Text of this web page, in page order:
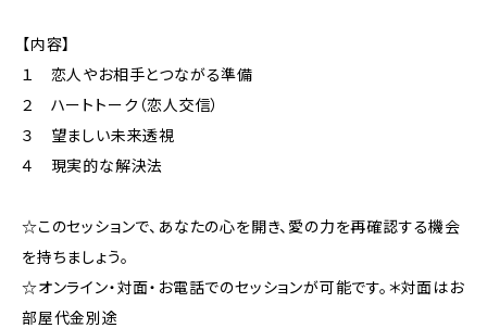
【内容】
１ 恋人やお相手とつながる準備
２ ハートトーク（恋人交信）
３ 望ましい未来透視
４ 現実的な解決法
☆このセッションで、あなたの心を開き、愛の力を再確認する機会
を持ちましょう。
☆オンライン・対面・お電話でのセッションが可能です。＊対面はお
部屋代金別途